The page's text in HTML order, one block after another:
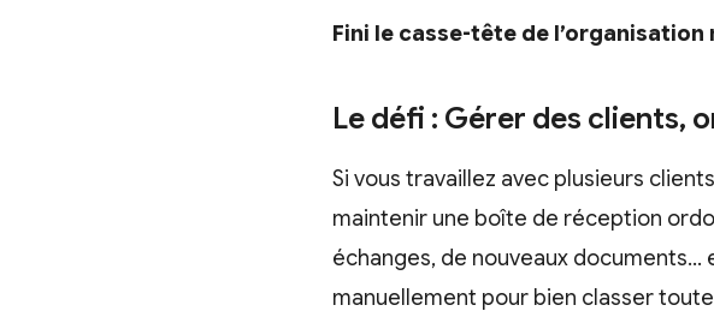
Fini le casse-tête de
Le défi : Gérer des clients,
Si vous travaillez avec plusieurs
maintenir une boîte de réception
échanges, de nouveaux
manuellement pour bien classer